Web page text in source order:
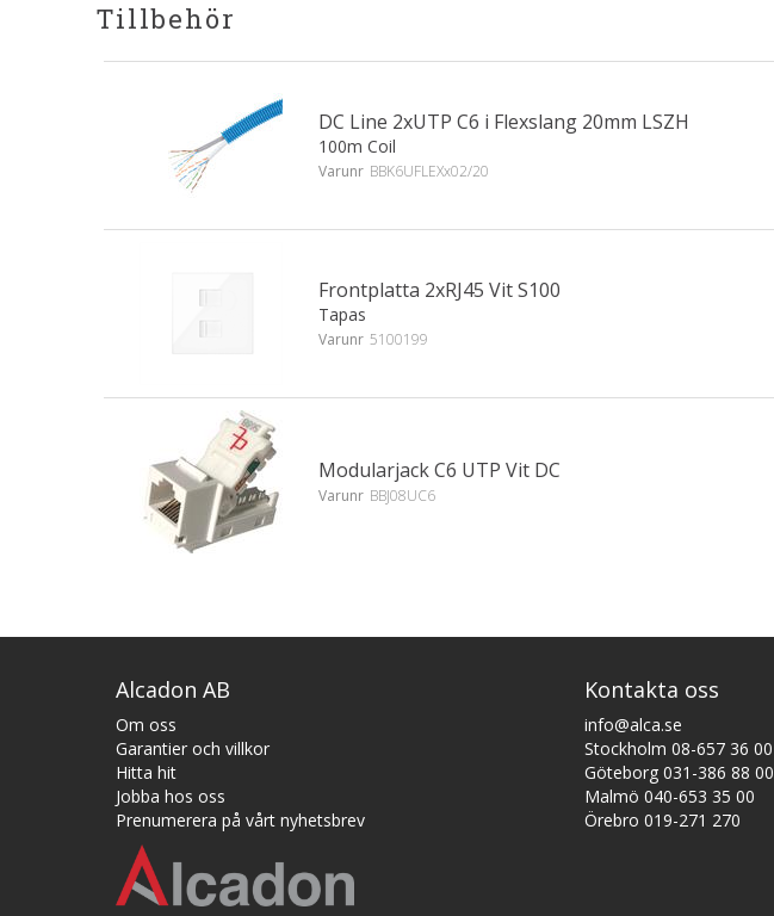
Tillbehör
DC Line 2xUTP C6 i Flexslang 20mm LSZH
100m Coil
Varunr BBK6UFLEXx02/20
Frontplatta 2xRJ45 Vit S100
Tapas
Varunr 5100199
Modularjack C6 UTP Vit DC
Varunr BBJ08UC6
Alcadon AB
Om oss
Garantier och villkor
Hitta hit
Jobba hos oss
Prenumerera på vårt nyhetsbrev
Kontakta oss
info@alca.se
Stockholm 08-657 36 00
Göteborg 031-386 88 00
Malmö 040-653 35 00
Örebro 019-271 270